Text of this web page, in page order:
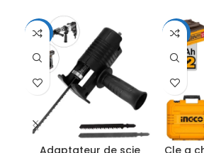
-44%
Adaptateur de scie
-10%
Cle a